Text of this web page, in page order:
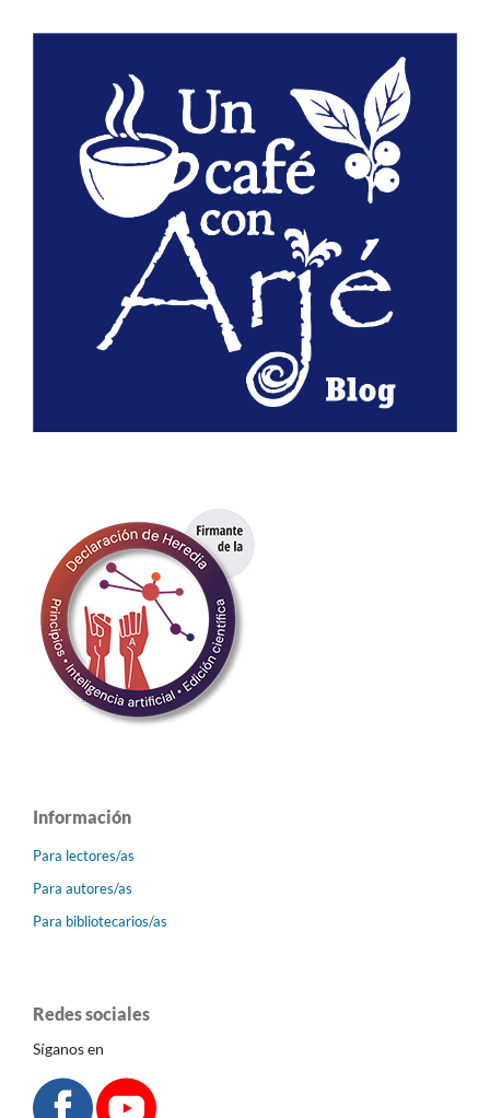
Información
Para lectores/as
Para autores/as
Para bibliotecarios/as
Redes sociales
Síganos en